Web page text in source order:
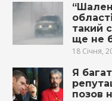
такий
ще не
18 Січня,
Я
позов